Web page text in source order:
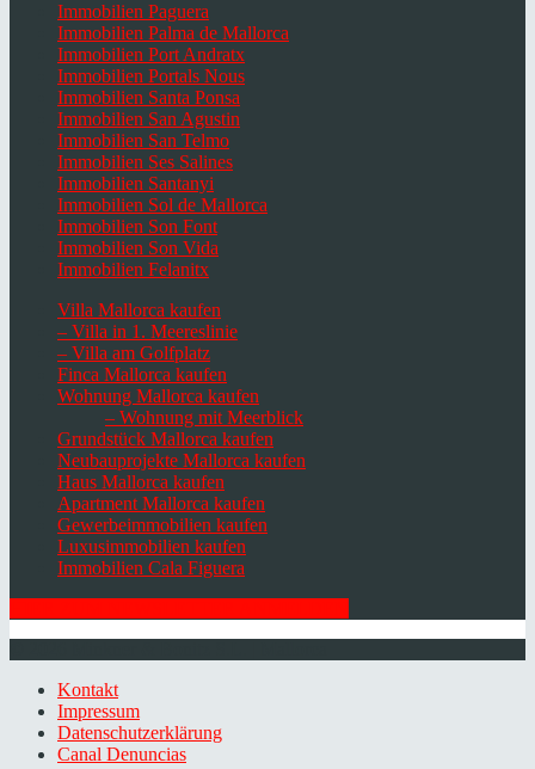
Immobilien Paguera
Immobilien Palma de Mallorca
Immobilien Port Andratx
Immobilien Portals Nous
Immobilien Santa Ponsa
Immobilien San Agustin
Immobilien San Telmo
Immobilien Ses Salines
Immobilien Santanyi
Immobilien Sol de Mallorca
Immobilien Son Font
Immobilien Son Vida
Immobilien Felanitx
Villa Mallorca kaufen
– Villa in 1. Meereslinie
– Villa am Golfplatz
Finca Mallorca kaufen
Wohnung Mallorca kaufen
– Wohnung mit Meerblick
Grundstück Mallorca kaufen
Neubauprojekte Mallorca kaufen
Haus Mallorca kaufen
Apartment Mallorca kaufen
Gewerbeimmobilien kaufen
Luxusimmobilien kaufen
Immobilien Cala Figuera
Kontakt
Impressum
Datenschutzerklärung
Canal Denuncias